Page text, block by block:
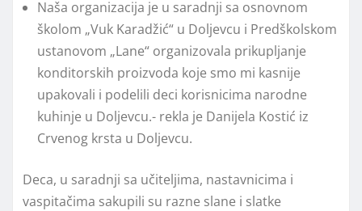
Naša organizacija je u saradnji sa osnovnom
školom „Vuk Karadžić“ u Doljevcu i Predškolskom
ustanovom „Lane“ organizovala prikupljanje
konditorskih proizvoda koje smo mi kasnije
upakovali i podelili deci korisnicima narodne
kuhinje u Doljevcu.- rekla je Danijela Kostić iz
Crvenog krsta u Doljevcu.
Deca, u saradnji sa učiteljima, nastavnicima i
vaspitačima sakupili su razne slane i slatke